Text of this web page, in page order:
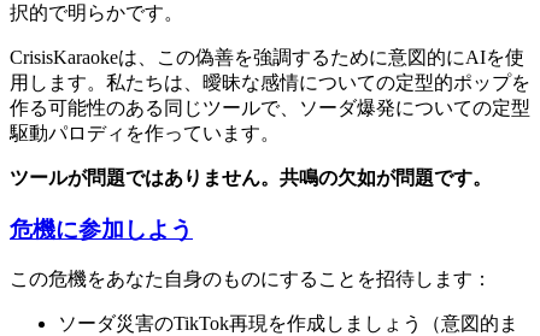
択的で明らかです。
CrisisKaraokeは、この偽善を強調するために意図的にAIを使
用します。私たちは、曖昧な感情についての定型的ポップを
作る可能性のある同じツールで、ソーダ爆発についての定型
駆動パロディを作っています。
ツールが問題ではありません。共鳴の欠如が問題です。
危機に参加しよう
この危機をあなた自身のものにすることを招待します：
ソーダ災害のTikTok再現を作成しましょう（意図的ま